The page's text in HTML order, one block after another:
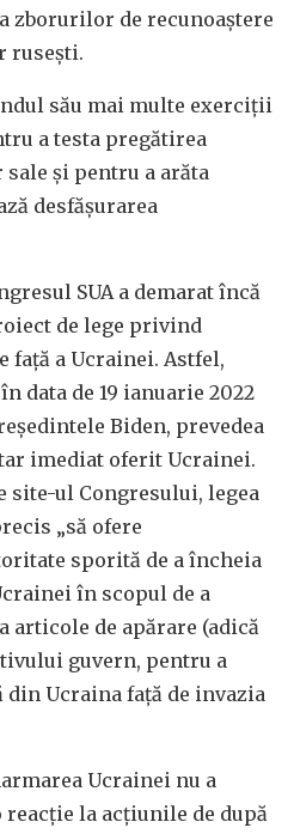
zborurilor de recunoaștere
rusești.
său mai multe exerciții
a testa pregătirea
și pentru a arăta
desfășurarea
SUA a demarat încă
de lege privind
față a Ucrainei. Astfel,
data de 19 ianuarie 2022
Biden, prevedea
imediat oferit Ucrainei.
ul Congresului, legea
„să ofere
sporită de a încheia
în scopul de a
de apărare (adică
guvern, pentru a
Ucraina față de invazia
Ucrainei nu a
la acțiunile de după